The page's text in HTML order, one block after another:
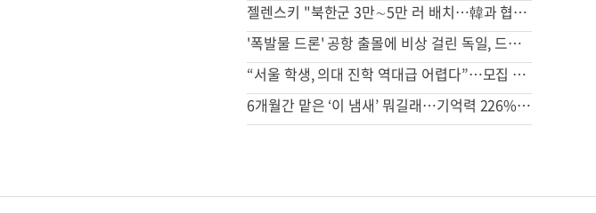
젤렌스키 "북한군 3만∼5만 러 배치…韓과 협력 위해 접촉 중"
'폭발물 드론' 공항 출몰에 비상 걸린 독일, 드론 연구 확대
“서울 학생, 의대 진학 역대급 어렵다”…모집 인원 첫 50% 미만
6개월간 맡은 ‘이 냄새’ 뭐길래…기억력 226% 좋아진 이유